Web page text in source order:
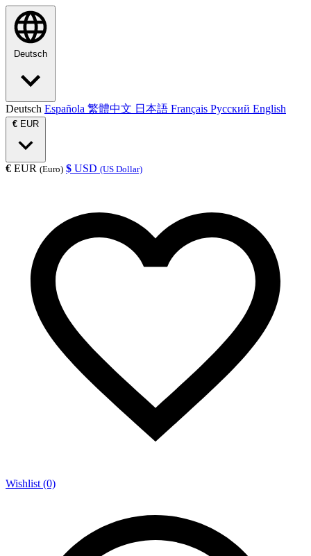
Deutsch
Deutsch Española 繁體中文 日本語 Français Русский English
€ EUR
€ EUR (Euro) $ USD (US Dollar)
Wishlist (0)